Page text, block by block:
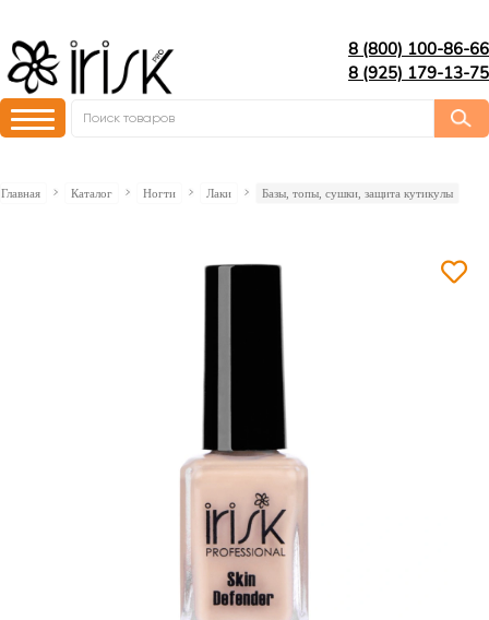
8 (800) 100-86-66
8 (925) 179-13-75
Главная Каталог Ногти Лаки Базы, топы, сушки, защита кутикулы